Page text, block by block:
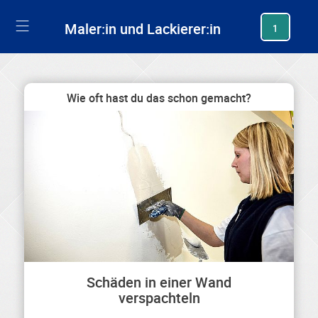
Maler:in und Lackierer:in 1
Wie oft hast du das schon gemacht?
Schäden in einer Wand
verspachteln